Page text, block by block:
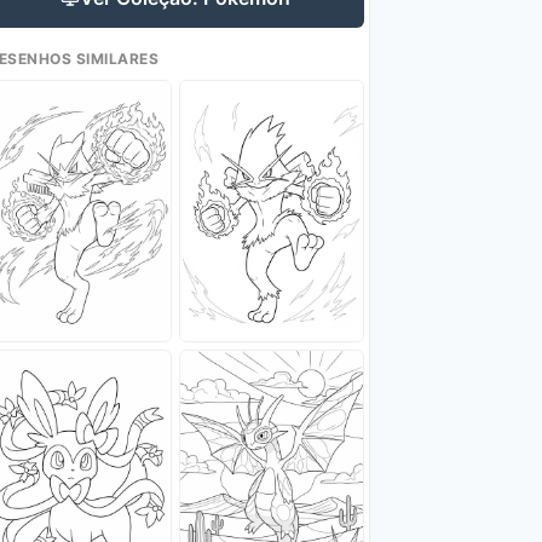
SIMILARES